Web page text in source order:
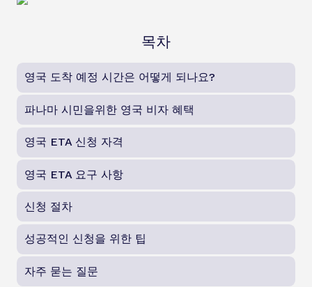
목차
영국 도착 예정 시간은 어떻게 되나요?
파나마 시민을위한 영국 비자 혜택
영국 ETA 신청 자격
영국 ETA 요구 사항
신청 절차
성공적인 신청을 위한 팁
자주 묻는 질문